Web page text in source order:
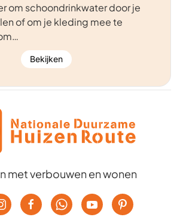
om schoondrinkwater door je
of om je kleding mee te
Bekijken
met verbouwen en wonen